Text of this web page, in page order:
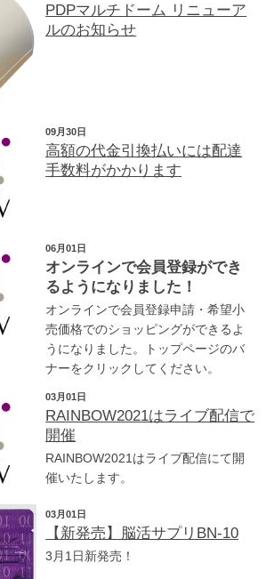
PDPマルチドーム リニューア
ルのお知らせ
09月30日
高額の代金引換払いには配達
手数料がかかります
06月01日
オンラインで会員登録ができ
るようになりました！
オンラインで会員登録申請・希望小
売価格でのショッピングができるよ
うになりました。トップページのバ
ナーをクリックしてください。
03月01日
RAINBOW2021はライブ配信で
開催
RAINBOW2021はライブ配信にて開
催いたします。
03月01日
【新発売】脳活サプリBN-10
3月1日新発売！